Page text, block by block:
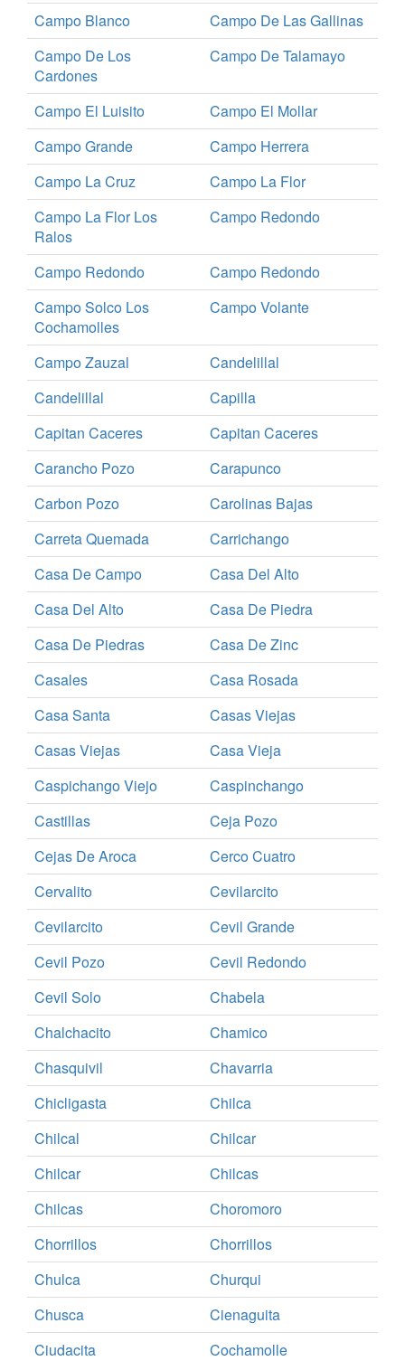
Campo Blanco
Campo De Las Gallinas
Campo De Los
Cardones
Campo De Talamayo
Campo El Luisito
Campo El Mollar
Campo Grande
Campo Herrera
Campo La Cruz
Campo La Flor
Campo La Flor Los
Ralos
Campo Redondo
Campo Redondo
Campo Redondo
Campo Solco Los
Cochamolles
Campo Volante
Campo Zauzal
Candelillal
Candelillal
Capilla
Capitan Caceres
Capitan Caceres
Carancho Pozo
Carapunco
Carbon Pozo
Carolinas Bajas
Carreta Quemada
Carrichango
Casa De Campo
Casa Del Alto
Casa Del Alto
Casa De Piedra
Casa De Piedras
Casa De Zinc
Casales
Casa Rosada
Casa Santa
Casas Viejas
Casas Viejas
Casa Vieja
Caspichango Viejo
Caspinchango
Castillas
Ceja Pozo
Cejas De Aroca
Cerco Cuatro
Cervalito
Cevilarcito
Cevilarcito
Cevil Grande
Cevil Pozo
Cevil Redondo
Cevil Solo
Chabela
Chalchacito
Chamico
Chasquivil
Chavarria
Chicligasta
Chilca
Chilcal
Chilcar
Chilcar
Chilcas
Chilcas
Choromoro
Chorrillos
Chorrillos
Chulca
Churqui
Chusca
Cienaguita
Ciudacita
Cochamolle